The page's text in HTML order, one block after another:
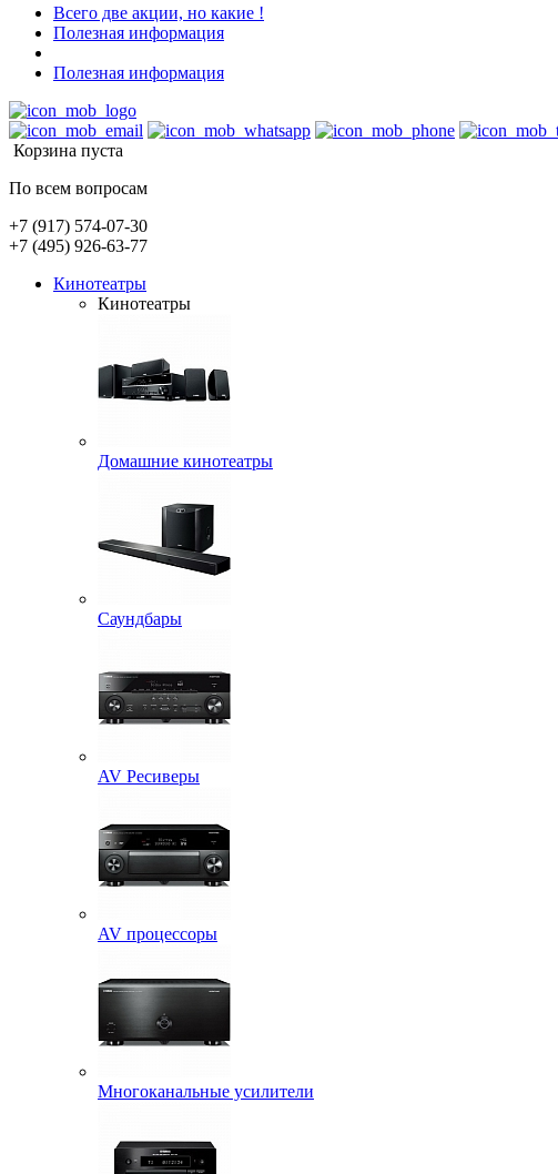
Всего две акции, но какие !
Полезная информация
Полезная информация
Корзина пуста
По всем вопросам
+7 (917) 574-07-30
+7 (495) 926-63-77
Кинотеатры
Кинотеатры
Домашние кинотеатры
Саундбары
AV Ресиверы
AV процессоры
Многоканальные усилители